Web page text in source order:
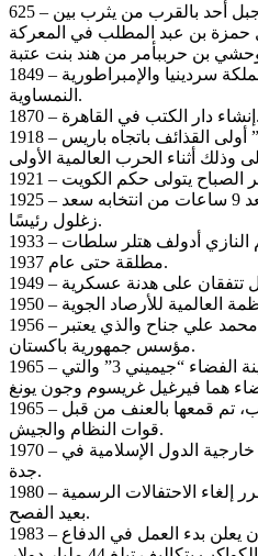
625 – وقوع معركة أحد عند جبل أحد بالقرب من يثرب بين
حمزة بن عبد المطلب في المعركة
1849 – وقوع معركة نوفارا بين مملكة سردينيا والإمبراطورية
النمساوية.
1870 – إنشاء دار الكتب في القاهرة.
1918 – ألمانيا تطلق بواسطة “مدفع برتا” أولى القذائف باتجاه باريس
1925 – الملك فؤاد يحل مجلس النواب بعد 9 ساعات من انتخابه سعد
زغلول رئيسًا.
1933 – الرايخ الألماني يمنح الزعيم النازي أدولف هتلر سلطات
مطلقة حتى عام 1937.
1956 – استقلال باكستان بفضل جهود محمد علي جناح والذي يعتبر
مؤسس جمهورية باكستان.
1965 – الولايات المتحدة تطلق سفينة الفضاء “جيميني 3” والتي
1965 – اندلاع احتجاجات في مدن المغرب، تم قمعها بالعنف من قبل
قوات النظام والجيش.
1970 – بدء انعقاد المؤتمر الأول لوزراء خارجية الدول الإسلامية في
جدة.
1980 – بابا الإسكندرية شنودة الثالث يقرر إلغاء الاحتفالات الرسمية
بعيد الفصح.
1983 – الرئيس الأمريكي رونالد ريغان يعلن بدء العمل في الدفاع